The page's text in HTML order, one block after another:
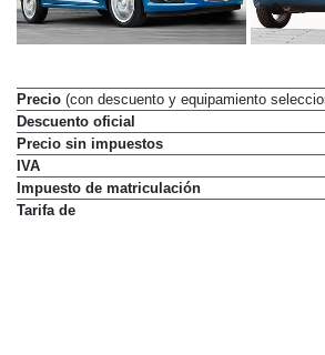
Precio (con descuento y equipamiento
Descuento oficial
Precio sin impuestos
IVA
Impuesto de matriculación
Tarifa de